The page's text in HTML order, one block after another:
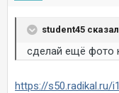
student45
сделай ещё фото
https://s50.radikal.ru/